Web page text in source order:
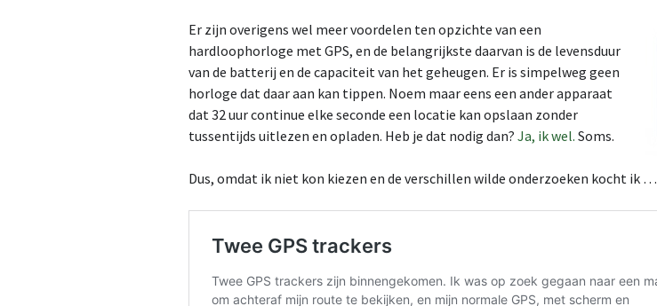
Er zijn overigens wel meer voordelen ten opzichte van een
hardloophorloge met GPS, en de belangrijkste daarvan is de levensduur
van de batterij en de capaciteit van het geheugen. Er is simpelweg geen
horloge dat daar aan kan tippen. Noem maar eens een ander apparaat
dat 32 uur continue elke seconde een locatie kan opslaan zonder
tussentijds uitlezen en opladen. Heb je dat nodig dan? Ja, ik wel. Soms.
Dus, omdat ik niet kon kiezen en de verschillen wilde onderzoeken kocht ik …